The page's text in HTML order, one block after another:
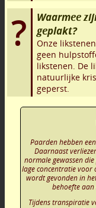
Waarmee
geplakt?
Onze
geen
likstenen. De
natuurlijke
geperst.
Paarden hebben
Daarnaast
normale gewassen
lage concentratie voor
wordt gevonden in
behoefte aan
Tijdens transpiratie